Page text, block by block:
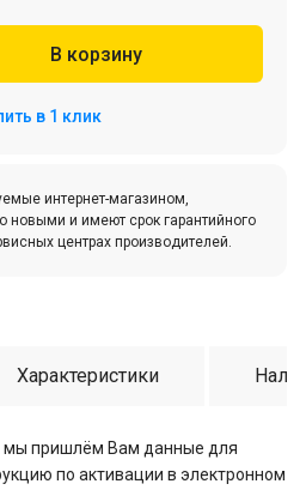
В корзину
в 1 клик
интернет-магазином,
новыми и имеют срок гарантийного
центрах производителей.
Характеристики
мы пришлём Вам данные для
по активации в электронном